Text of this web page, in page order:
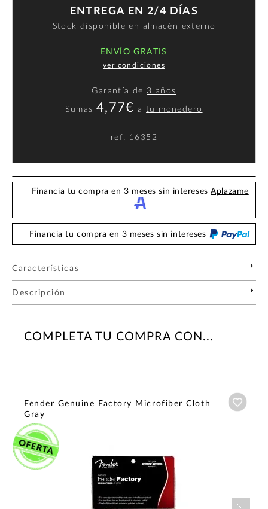
ENTREGA EN 2/4 DÍAS
Stock disponible en almacén externo
ENVÍO GRATIS
ver condiciones
Garantía de 3 años
Sumas 4,77€ atu monedero
ref. 16352
Financia tu compra en 3 meses sin interesesAplazame
Financia tu compra en 3 meses sin intereses
Características
Descripción
COMPLETA TU COMPRA CON...
Fender Genuine Factory Microfiber Cloth
Gray